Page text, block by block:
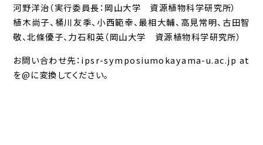
河野洋治（実行委員長：岡山大学 資源植物科学研究所）
植木尚子、桶川友季、小西範幸、最相大輔、高見常明、古田智
敬、北條優子、力石和英（岡山大学 資源植物科学研究所）
お問い合わせ先：ipsr-symposiumokayama-u.ac.jp at
を@に変換してください。